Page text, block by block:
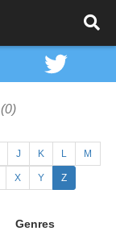
(0)
J K L M
X Y Z
Genres